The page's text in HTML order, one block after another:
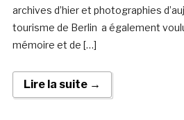
archives d’hier et photographies
tourisme de Berlin a également
mémoire et de […]
Lire la suite →